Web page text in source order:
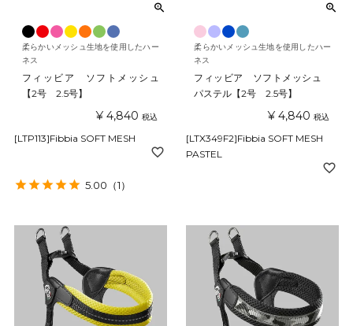
柔らかいメッシュ生地を使用したハー
ネス
フィッビア ソフトメッシュ
【2号 2.5号】
¥ 4,840 税込
[LTP113]Fibbia SOFT MESH
5.00 （1）
柔らかいメッシュ生地を使用したハー
ネス
フィッビア ソフトメッシュ
パステル【2号 2.5号】
¥ 4,840 税込
[LTX349F2]Fibbia SOFT MESH
PASTEL